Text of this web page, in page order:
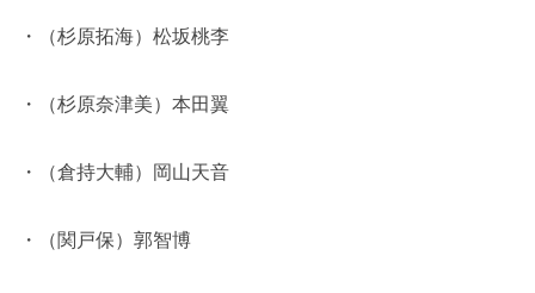
・（杉原拓海）松坂桃李
・（杉原奈津美）本田翼
・（倉持大輔）岡山天音
・（関戸保）郭智博